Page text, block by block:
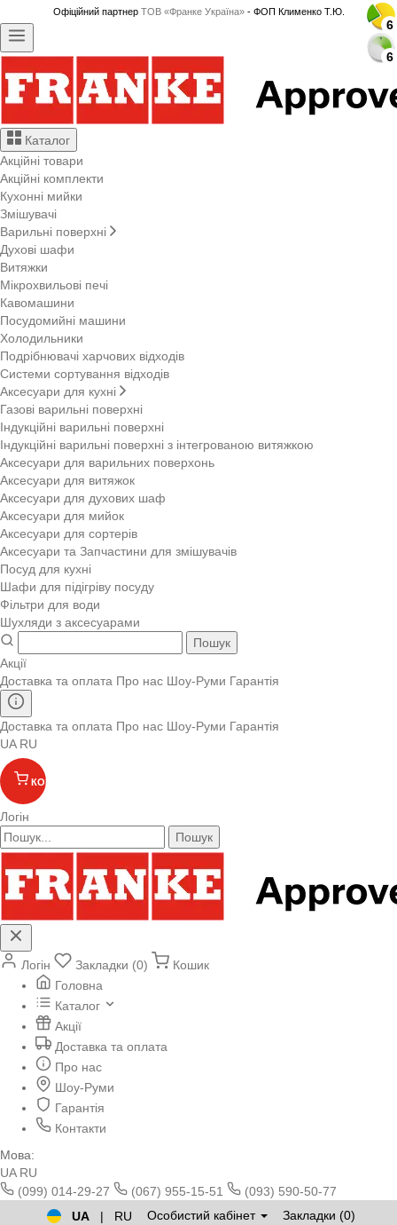
Офіційний партнер ТОВ «Франке Україна»- ФОП Клименко Т.Ю.
Каталог
Акційні товари
Акційні комплекти
Кухонні мийки
Змішувачі
Варильні поверхні
Духові шафи
Витяжки
Мікрохвильові печі
Кавомашини
Посудомийні машини
Холодильники
Подрібнювачі харчових відходів
Системи сортування відходів
Аксесуари для кухні
Газові варильні поверхні
Індукційні варильні поверхні
Індукційні варильні поверхні з інтегрованою витяжкою
Аксесуари для варильних поверхонь
Аксесуари для витяжок
Аксесуари для духових шаф
Аксесуари для мийок
Аксесуари для сортерів
Аксесуари та Запчастини для змішувачів
Посуд для кухні
Шафи для підігріву посуду
Фільтри для води
Шухляди з аксесуарами
Пошук
Акції
Доставка та оплата Про нас Шоу-Руми Гарантія
Доставка та оплата Про нас Шоу-Руми Гарантія
UA RU
КОШИК
Логін
Пошук
Логін Закладки (0)
Кошик
Головна
Каталог
Акції
Доставка та оплата
Про нас
Шоу-Руми
Гарантія
Контакти
Мова:
UA RU
(099) 014-29-27
(067) 955-15-51
(093) 590-50-77
UA
| RU Особистий кабінет
Закладки (0)
6
6
6
6
6
6
6
6
6
6
6
6
6
6
6
6
6
6
6
6
6
6
6
6
6
6
6
6